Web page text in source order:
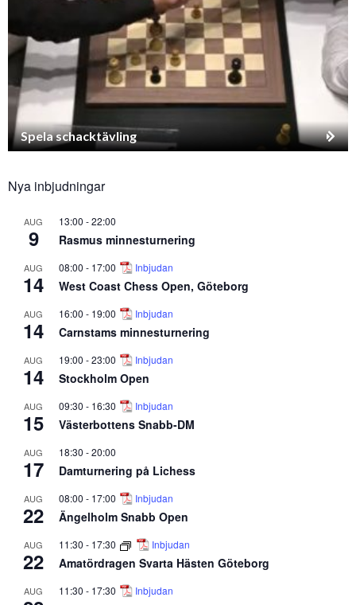
Spela schacktävling
Nya inbjudningar
AUG
9
13:00 -22:00
Rasmus minnesturnering
AUG
14
08:00 - 17:00 Inbjudan
West Coast Chess Open, Göteborg
AUG
14
16:00 - 19:00 Inbjudan
Carnstams minnesturnering
AUG
14
19:00 -23:00 Inbjudan
Stockholm Open
AUG
15
09:30 - 16:30 Inbjudan
Västerbottens Snabb-DM
AUG
17
18:30 -20:00
Damturnering på Lichess
AUG
22
08:00 - 17:00 Inbjudan
Ängelholm Snabb Open
AUG
22
11:30 - 17:30 Inbjudan
Amatördragen Svarta Hästen Göteborg
AUG 11:30 - 17:30 Inbjudan